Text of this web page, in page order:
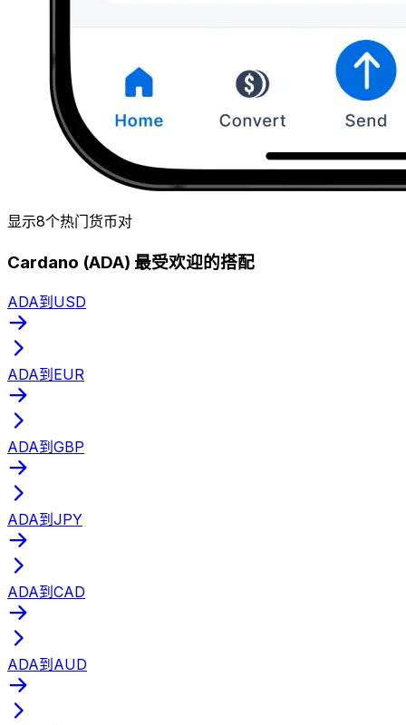
显示8个热门货币对
Cardano (ADA) 最受欢迎的搭配
ADA到USD
ADA到EUR
ADA到GBP
ADA到JPY
ADA到CAD
ADA到AUD